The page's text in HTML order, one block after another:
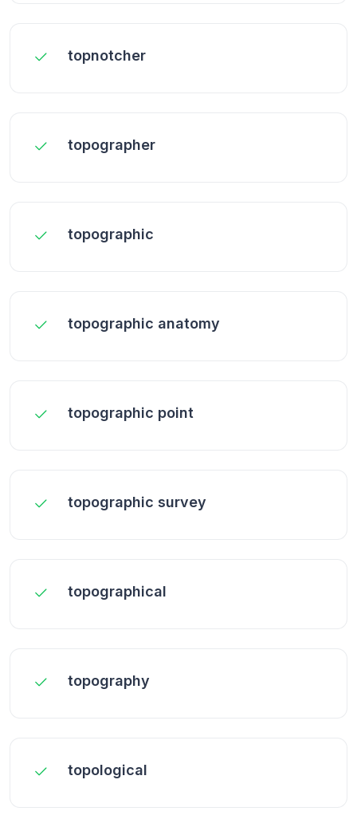
topnotcher
topographer
topographic
topographic anatomy
topographic point
topographic survey
topographical
topography
topological